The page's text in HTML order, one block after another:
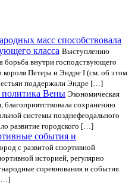
масс способствовала
класса Выступлению
борьба внутри господствующего
Петера и Эндре I (см. об этом
поддержали Эндре […]
политика Вены Экономическая
сохранению
системы позднефеодального
развитие городского […]
события и
с развитой спортивной
историей, регулярно
соревнования и события.
[…]